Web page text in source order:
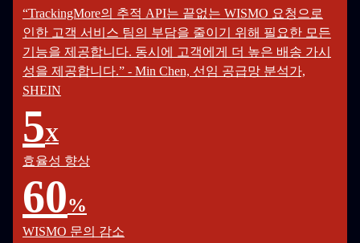
“TrackingMore의 추적 API는 끝없는 WISMO 요청으로
인한 고객 서비스 팀의 부담을 줄이기 위해 필요한 모든
기능을 제공합니다. 동시에 고객에게 더 높은 배송 가시
성을 제공합니다.” - Min Chen, 선임 공급망 분석가,
SHEIN
5X
효율성 향상
60%
WISMO 문의 감소